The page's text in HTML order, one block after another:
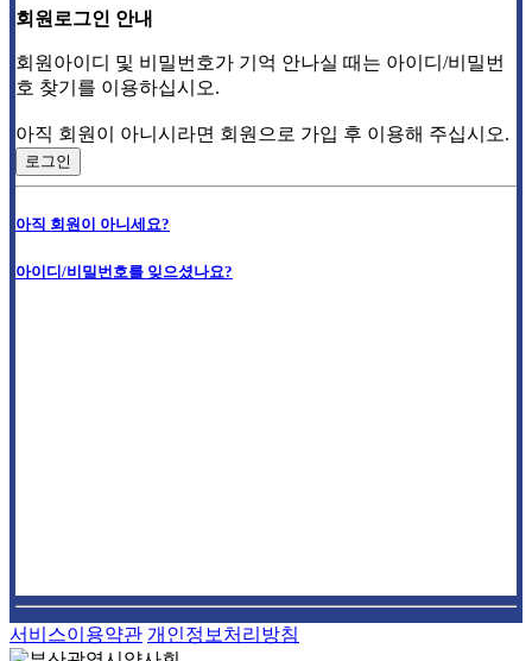
회원로그인 안내
회원아이디 및 비밀번호가 기억 안나실 때는 아이디/비밀번
호 찾기를 이용하십시오.
아직 회원이 아니시라면 회원으로 가입 후 이용해 주십시오.
로그인
아직 회원이 아니세요?
아이디/비밀번호를 잊으셨나요?
서비스이용약관 개인정보처리방침